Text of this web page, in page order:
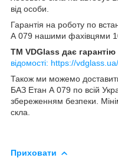
від особи.
Гарантія на роботу по
А 079 нашими фахівцями 10
TM VDGlass дає гарантію
відомості: https://
Також ми можемо
БАЗ Етан А 079 по всій
збереженням безпеки.
скла.
Приховати